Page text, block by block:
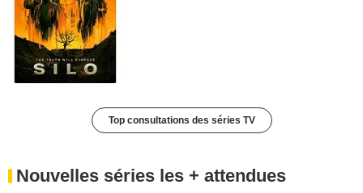
Top consultations des séries TV
Nouvelles séries les + attendues